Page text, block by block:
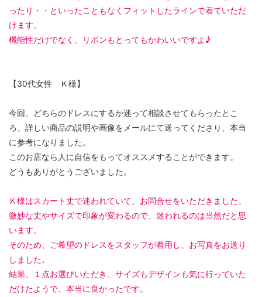
ったり・・といったこともなくフィットしたラインで着ていただ
けます。
機能性だけでなく、リボンもとってもかわいいですよ♪
【30代女性 Ｋ様】
今回、どちらのドレスにするか迷って相談させてもらったとこ
ろ、詳しい商品の説明や画像をメールにて送ってくださり、本当
に参考になりました。
このお店なら人に自信をもってオススメすることができます。
どうもありがとうございました。
Ｋ様はスカート丈で迷われていて、お問合せをいただきました。
微妙な丈やサイズで印象が変わるので、迷われるのは当然だと思
います。
そのため、ご希望のドレスをスタッフが着用し、お写真をお送り
しました。
結果、１点お選びいただき、サイズもデザインも気に行っていた
だけたようで、本当に良かったです。